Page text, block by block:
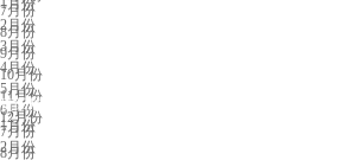
7月份
8月份
9月份
10月份
11月份
12月份
1月份
2月份
3月份
4月份
5月份
6月份
7月份
8月份
贵阳展会排期
1月份
2月份